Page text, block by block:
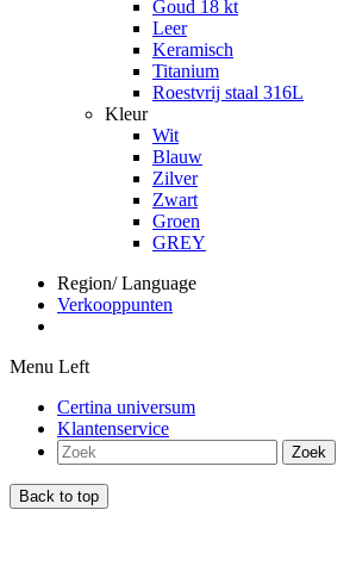
Goud 18 kt
Leer
Keramisch
Titanium
Roestvrij staal 316L
Kleur
Wit
Blauw
Zilver
Zwart
Groen
GREY
Region/ Language
Verkooppunten
Menu Left
Certina universum
Klantenservice
Zoek
Back to top